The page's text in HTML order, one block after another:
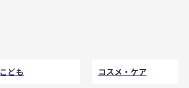
こども コスメ・ケア